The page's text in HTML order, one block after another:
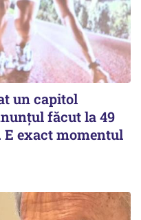
un capitol
făcut la 49
E exact momentul